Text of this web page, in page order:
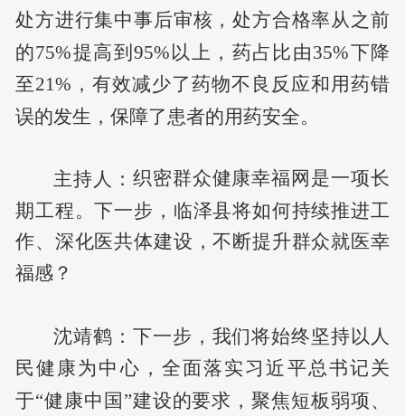
处方进行集中事后审核，处方合格率从之前
的75%提高到95%以上，药占比由35%下降
至21%，有效减少了药物不良反应和用药错
误的发生，保障了患者的用药安全。
主持人： 织密群众健康幸福网是一项长
期工程。下一步，临泽县将如何持续推进工
作、深化医共体建设，不断提升群众就医幸
福感？
沈靖鹤： 下一步，我们将始终坚持以人
民健康为中心，全面落实习近平总书记关
于“健康中国”建设的要求，聚焦短板弱项、